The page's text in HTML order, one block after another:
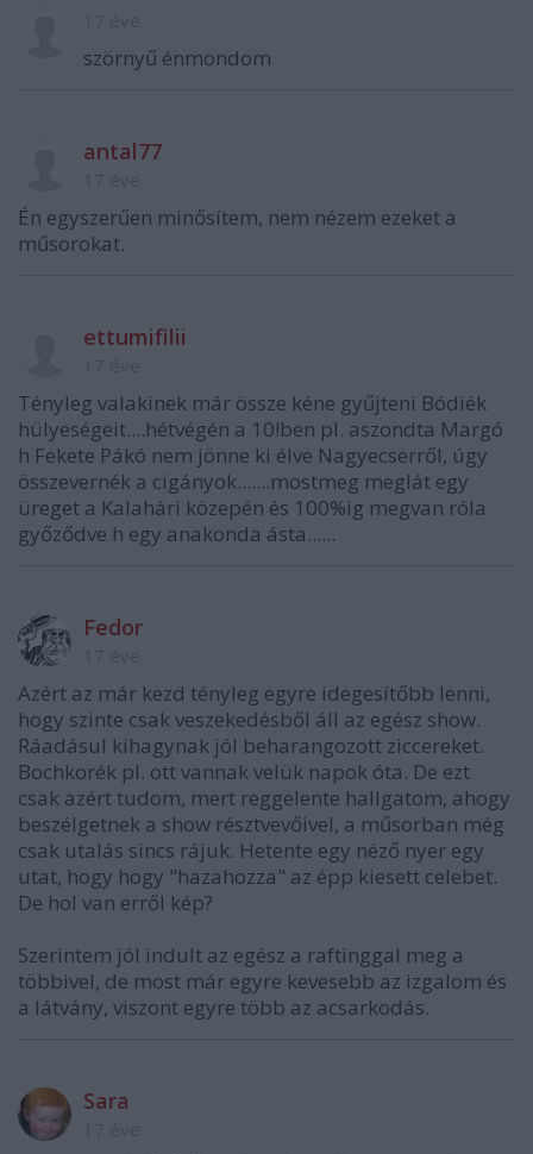
szörnyű énmondom
antal77
Én egyszerűen minősítem, nem nézem ezeket a
műsorokat.
ettumifilii
Tényleg valakinek már össze kéne gyűjteni Bódiék
hülyeségeit....hétvégén a 10!ben pl. aszondta Margó
h Fekete Pákó nem jönne ki élve Nagyecserről, úgy
összevernék a cigányok.......mostmeg meglát egy
üreget a Kalahári közepén és 100%ig megvan róla
győződve h egy anakonda ásta......
Fedor
Azért az már kezd tényleg egyre idegesítőbb lenni,
hogy szinte csak veszekedésből áll az egész show.
Ráadásul kihagynak jól beharangozott ziccereket.
Bochkorék pl. ott vannak velük napok óta. De ezt
csak azért tudom, mert reggelente hallgatom, ahogy
beszélgetnek a show résztvevőivel, a műsorban még
csak utalás sincs rájuk. Hetente egy néző nyer egy
utat, hogy hogy "hazahozza" az épp kiesett celebet.
De hol van erről kép?
Szerintem jól indult az egész a raftinggal meg a
többivel, de most már egyre kevesebb az izgalom és
a látvány, viszont egyre több az acsarkodás.
Sara